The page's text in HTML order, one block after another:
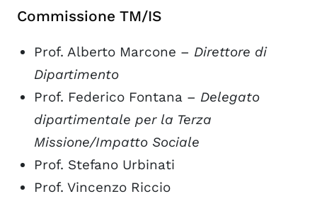
Commissione TM/IS
Prof. Alberto Marcone – Direttore di
Dipartimento
Prof. Federico Fontana – Delegato
dipartimentale per la Terza
Missione/Impatto Sociale
Prof. Stefano Urbinati
Prof. Vincenzo Riccio